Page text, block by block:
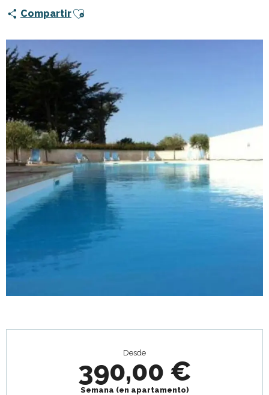
CompartirAjouter aux favoris
Desde
390,00 €
Semana (en apartamento)